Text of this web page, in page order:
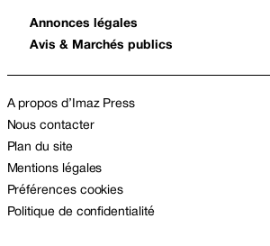
Annonces légales
Avis & Marchés publics
A propos d’Imaz Press
Nous contacter
Plan du site
Mentions légales
Préférences cookies
Politique de confidentialité